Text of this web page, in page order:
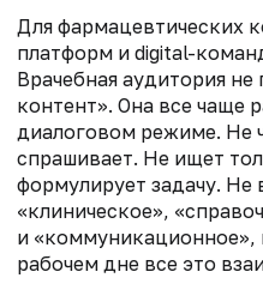
Для фармацевтических
платформ и digital-
Врачебная аудитория не
контент». Она все чаще
диалоговом режиме. Не
спрашивает. Не ищет
формулирует задачу. Не
«клиническое»,
и «коммуникационное»,
рабочем дне все это